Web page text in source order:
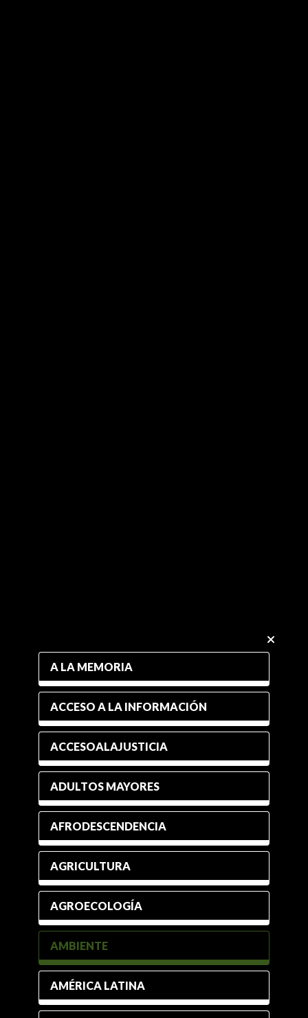
A LA MEMORIA
ACCESO A LA INFORMACIÓN
ACCESOALAJUSTICIA
ADULTOS MAYORES
AFRODESCENDENCIA
AGRICULTURA
AGROECOLOGÍA
AMBIENTE
AMÉRICA LATINA